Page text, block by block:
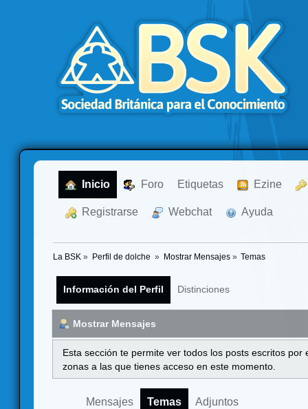
Inicio Foro Etiquetas Ezine
Registrarse Webchat Ayuda
La BSK » Perfil de dolche » Mostrar Mensajes» Temas
Información del Perfil Distinciones
Mostrar Mensajes
Esta sección te permite ver todos los posts escritos
zonas a las que tienes acceso en este momento.
Mensajes Temas Adjuntos